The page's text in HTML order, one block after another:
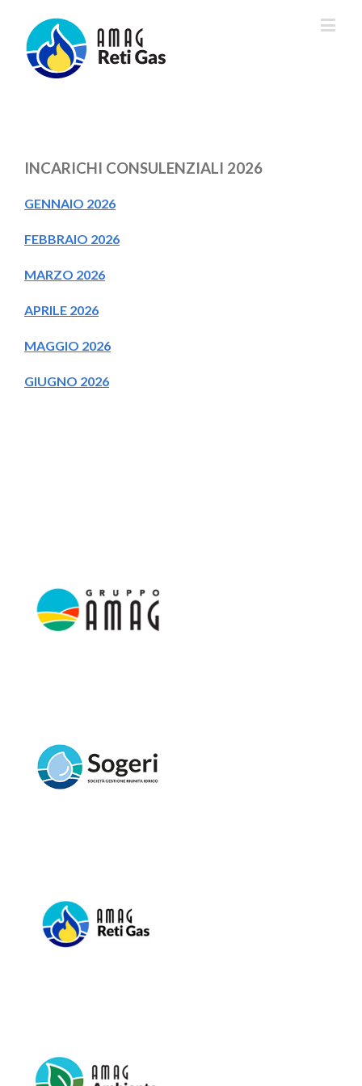
INCARICHI CONSULENZIALI 2026
GENNAIO 2026
FEBBRAIO 2026
MARZO 2026
APRILE 2026
MAGGIO 2026
GIUGNO 2026